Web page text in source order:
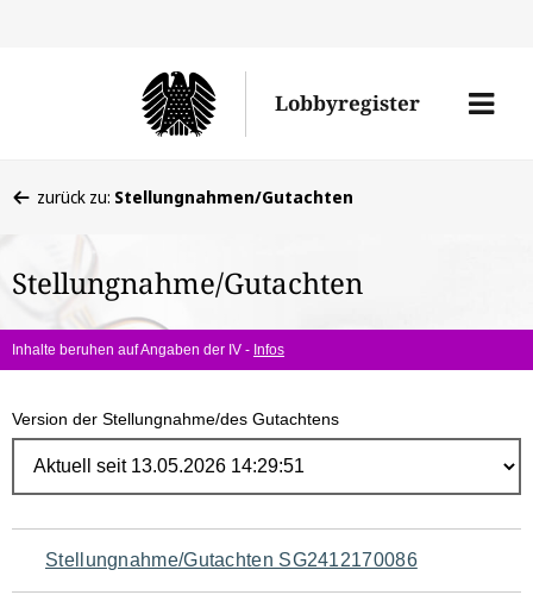
Lobbyregister
Menü
befinden
hier:
zurück zu: Stellungnahmen/Gutachten
Stellungnahme/Gutachten
Inhalte beruhen auf Angaben der IV - Infos
Version der Stellungnahme/des Gutachtens
Navigation
Stellungnahme/Gutachten SG2412170086